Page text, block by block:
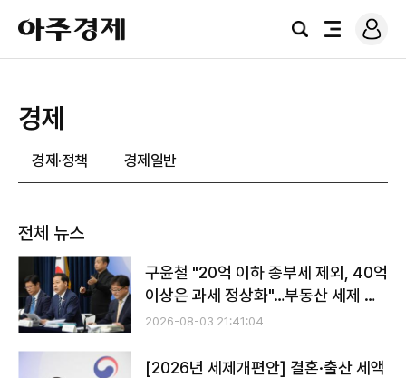
아
주
경
검
전
로
그
경제
경제·정책 경제일반
전체 뉴스
구윤철 "20억 이하 종부세 제외, 40억
이상은 과세 정상화"…부동산 세제 대
전환
2026-08-03 21:41:04
[2026년 세제개편안] 결혼·출산 세액